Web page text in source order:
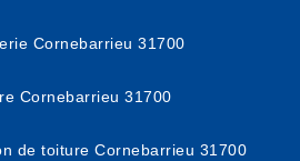
Cornebarrieu 31700
Cornebarrieu 31700
de toiture Cornebarrieu 31700